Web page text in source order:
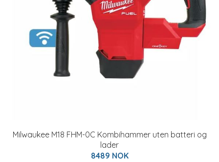
Milwaukee M18 FHM-0C Kombihammer uten batteri og
lader
8489 NOK